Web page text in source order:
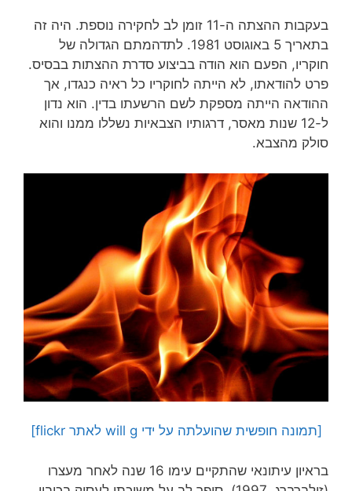
בעקבות ההצתה ה-11 זומן לב לחקירה נוספת. היה זה
בתאריך 5 באוגוסט 1981. לתדהמתם הגדולה של
חוקריו, הפעם הוא הודה בביצוע סדרת ההצתות בבסיס.
פרט להודאתו, לא הייתה לחוקריו כל ראיה כנגדו, אך
ההודאה הייתה מספקת לשם הרשעתו בדין. הוא נדון
ל-12 שנות מאסר, דרגותיו הצבאיות נשללו ממנו והוא
סולק מהצבא.
[תמונה חופשית שהועלתה על ידי will g לאתר flickr]
בראיון עיתונאי שהתקיים עימו 16 שנה לאחר מעצרו